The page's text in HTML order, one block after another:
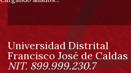
de
página
Información
Universidad Distrital
Francisco José de Caldas
NIT. 899.999.230.7